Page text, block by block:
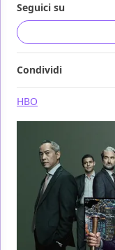
Seguici su
Condividi
HBO